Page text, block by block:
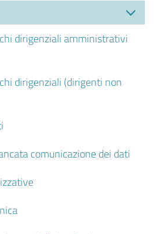
dirigenziali amministrativi
dirigenziali (dirigenti non
comunicazione dei dati